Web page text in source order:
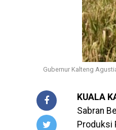
Gubernur Kalteng
KUALA
Sabran
Produksi